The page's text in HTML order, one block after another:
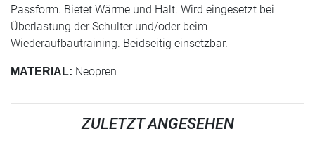
Passform. Bietet Wärme und Halt. Wird eingesetzt bei
Überlastung der Schulter und/oder beim
Wiederaufbautraining. Beidseitig einsetzbar.
MATERIAL: Neopren
ZULETZT ANGESEHEN